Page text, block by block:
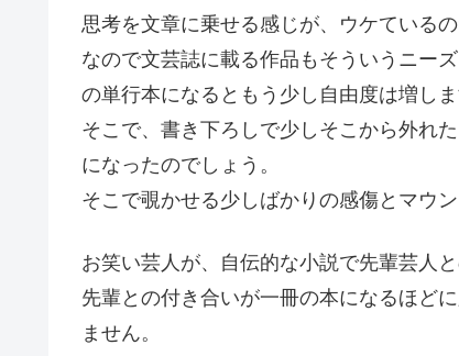
思考を文章に乗せる感じが、ウケているの
なので文芸誌に載る作品もそういうニー
の単行本になるともう少し自由度は増しま
そこで、書き下ろしで少しそこから外れ
になったのでしょう。
そこで覗かせる少しばかりの感傷とマウ
お笑い芸人が、自伝的な小説で先輩芸人
先輩との付き合いが一冊の本になるほど
ません。